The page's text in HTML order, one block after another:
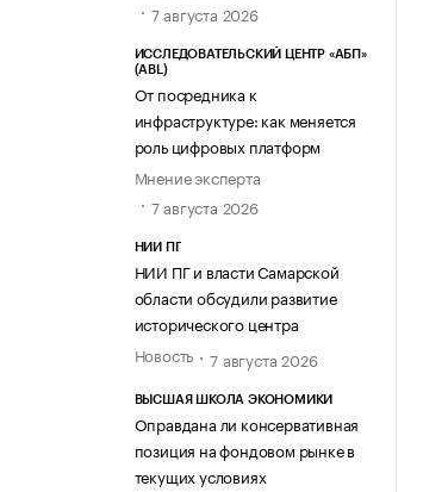
7 августа 2026
ИССЛЕДОВАТЕЛЬСКИЙ ЦЕНТР «АБП»
(ABL)
От посредника к
инфраструктуре: как меняется
роль цифровых платформ
Мнение эксперта
7 августа 2026
НИИ ПГ
НИИ ПГ и власти Самарской
области обсудили развитие
исторического центра
Новость
7 августа 2026
ВЫСШАЯ ШКОЛА ЭКОНОМИКИ
Оправдана ли консервативная
позиция на фондовом рынке в
текущих условиях